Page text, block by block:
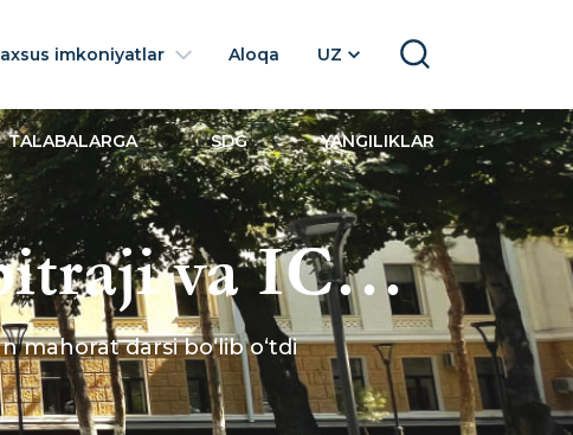
imkoniyatlar Aloqa UZ SEARCH
TALABALARGA SDG YANGILIKLAR
va ICC
darsi
mahorat darsi bo‘lib o‘tdi